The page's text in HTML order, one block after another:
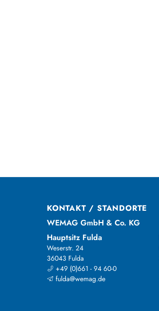
KONTAKT / STANDORTE
WEMAG GmbH & Co. KG
Hauptsitz Fulda
Weserstr. 24
36043 Fulda
+49 (0)661 - 94 60-0
fulda@wemag.de